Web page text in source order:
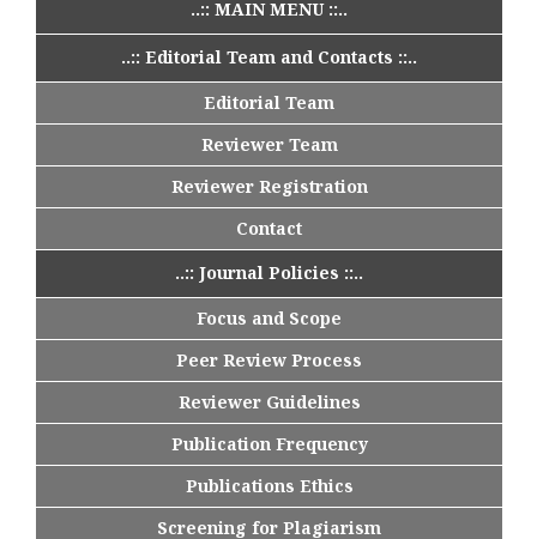
..:: MAIN MENU ::..
..:: Editorial Team and Contacts ::..
Editorial Team
Reviewer Team
Reviewer Registration
Contact
..:: Journal Policies ::..
Focus and Scope
Peer Review Process
Reviewer Guidelines
Publication Frequency
Publications Ethics
Screening for Plagiarism